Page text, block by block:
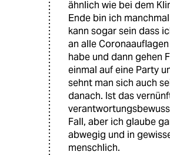
ähnlich wie bei dem
Ende bin ich
kann sogar sein dass
an alle
habe und dann gehen
einmal auf eine Party
sehnt man sich auch
danach. Ist das
Fall, aber ich glaube
abwegig und in
menschlich.